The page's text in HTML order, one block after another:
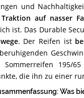
und
auf nasser
ist. Das Durable
. Der Reifen ist
195/
die ihn zu einer
Was